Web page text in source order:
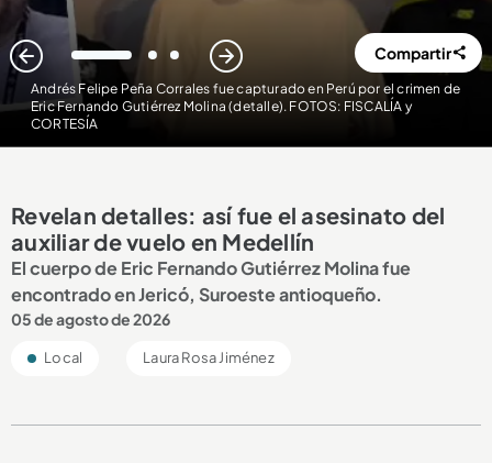
Andrés Felipe Peña Corrales fue capturado en Perú por el crimen de
Eric Fernando Gutiérrez Molina (detalle). FOTOS: FISCALÍA y
CORTESÍA
1 2 3 Compartir
Revelan detalles: así fue el asesinato del
auxiliar de vuelo en Medellín
El cuerpo de Eric Fernando Gutiérrez Molina fue
encontrado en Jericó, Suroeste antioqueño.
05 de agosto de 2026
Local Laura Rosa Jiménez